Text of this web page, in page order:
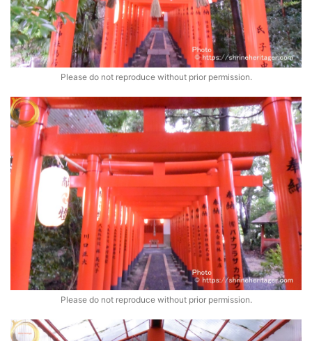
Please do not reproduce without prior permission.
Please do not reproduce without prior permission.